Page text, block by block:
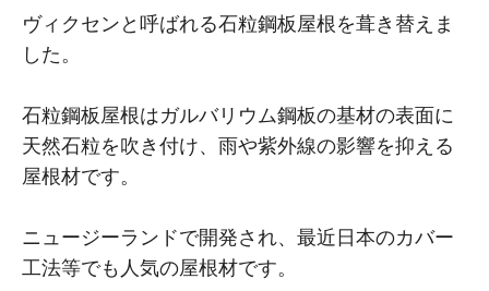
ヴィクセンと呼ばれる石粒鋼板屋根を葺き替えま
した。
石粒鋼板屋根はガルバリウム鋼板の基材の表面に
天然石粒を吹き付け、雨や紫外線の影響を抑える
屋根材です。
ニュージーランドで開発され、最近日本のカバー
工法等でも人気の屋根材です。